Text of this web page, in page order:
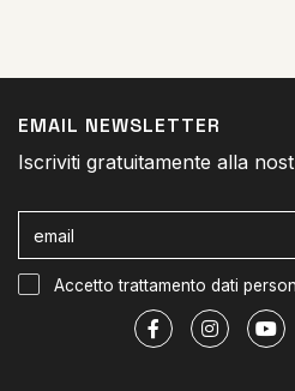
EMAIL NEWSLETTER
Iscriviti gratuitamente alla
Accetto trattamento dati